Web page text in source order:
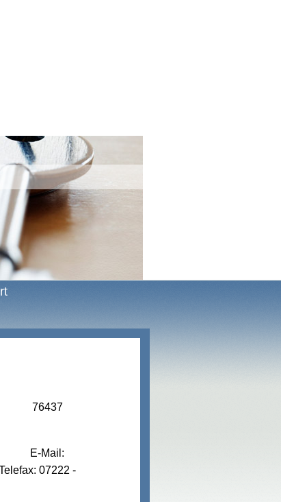
Mail:
-